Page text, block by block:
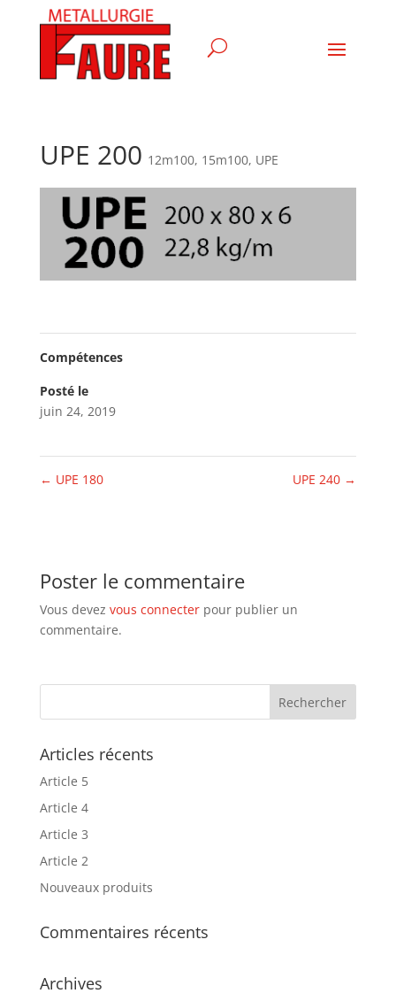
UPE 200 12m100, 15m100, UPE
Compétences
Posté le
juin 24, 2019
← UPE 180 UPE 240 →
Poster le commentaire
Vous devez vous connecterpour publier un
commentaire.
Articles récents
Article 5
Article 4
Article 3
Article 2
Nouveaux produits
Commentaires récents
Archives